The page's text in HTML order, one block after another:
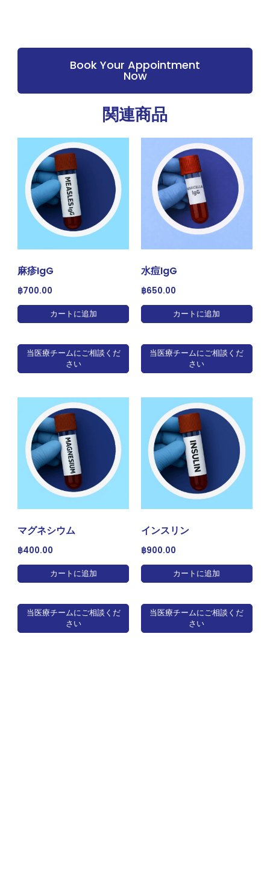
Book Your Appointment
Now
関連商品
麻疹IgG
฿700.00
カートに追加
当医療チームにご相談くだ
さい
水痘IgG
฿650.00
カートに追加
当医療チームにご相談くだ
さい
マグネシウム
฿400.00
カートに追加
当医療チームにご相談くだ
さい
インスリン
฿900.00
カートに追加
当医療チームにご相談くだ
さい